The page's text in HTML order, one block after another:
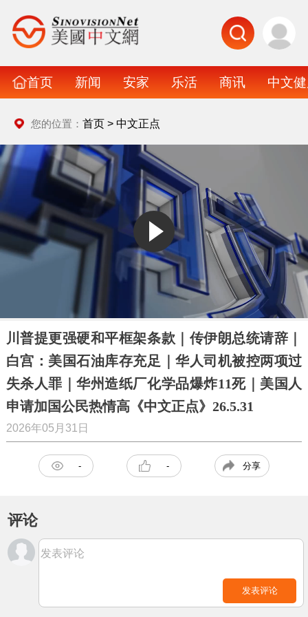
首页 新闻 安家 乐活 商讯 中文
您的位置： 首页> 中文正点
川普提更强硬和平框架条款｜传伊朗总统请辞｜
白宫：美国石油库存充足｜华人司机被控两项过
失杀人罪｜华州造纸厂化学品爆炸11死｜美国人
申请加国公民热情高《中文正点》26.5.31
2026年05月31日
- - 分享
评论
发表评论
发表评论